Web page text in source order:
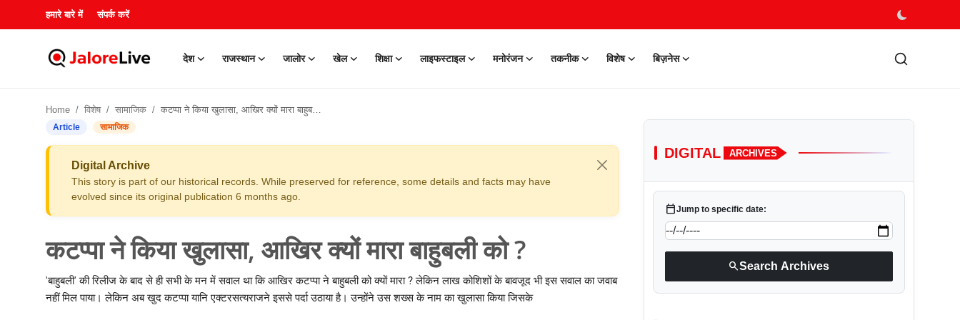
हमारे बारे में संपर्क करें
देश राजस्थान जालोर खेल शिक्षा लाइफस्टाइल मनोरंजन तकनीक विशेष बिज़नेस
Home विशेष सामाजिक कटप्पा ने किया खुलासा, आखिर क्यों मारा बाहुबली को ?
Article सामाजिक
Digital Archive
This story is part of our historical records. While preserved for reference, some details and facts may have
evolved since its original publication 6 months ago.
कटप्पा ने किया खुलासा, आखिर क्यों मारा बाहुबली को ?
'बाहुबली' की रिलीज के बाद से ही सभी के मन में सवाल था कि आखिर कटप्पा ने बाहुबली को क्यों मारा ? लेकिन लाख कोशिशों के बावजूद भी इस सवाल का जवाब
नहीं मिल पाया। लेकिन अब खुद कटप्पा यानि एक्टरसत्यराजने इससे पर्दा उठाया है। उन्होंने उस शख्स के नाम का खुलासा किया जिसके
DIGITAL ARCHIVES
calendar_todayJump to specific date:
searchSearch Archives